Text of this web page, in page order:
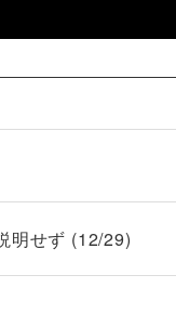
明せず (12/29)